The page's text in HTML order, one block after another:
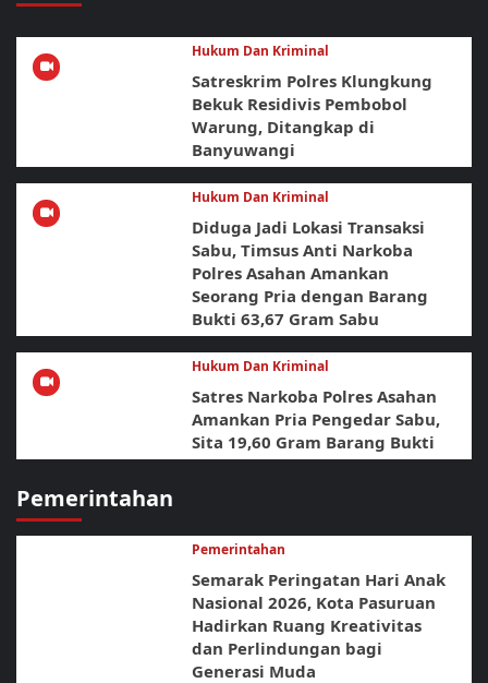
Hukum Dan Kriminal
Satreskrim Polres Klungkung
Bekuk Residivis Pembobol
Warung, Ditangkap di
Banyuwangi
Hukum Dan Kriminal
Diduga Jadi Lokasi Transaksi
Sabu, Timsus Anti Narkoba
Polres Asahan Amankan
Seorang Pria dengan Barang
Bukti 63,67 Gram Sabu
Hukum Dan Kriminal
Satres Narkoba Polres Asahan
Amankan Pria Pengedar Sabu,
Sita 19,60 Gram Barang Bukti
Pemerintahan
Pemerintahan
Semarak Peringatan Hari Anak
Nasional 2026, Kota Pasuruan
Hadirkan Ruang Kreativitas
dan Perlindungan bagi
Generasi Muda